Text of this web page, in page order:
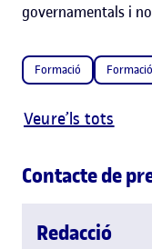
governamentals i
Formació
Veure’ls tots
Contacte de
Redacció